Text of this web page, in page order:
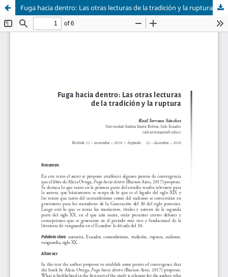
Fuga hacia dentro: Las otras lecturas de la tradición y la ruptura